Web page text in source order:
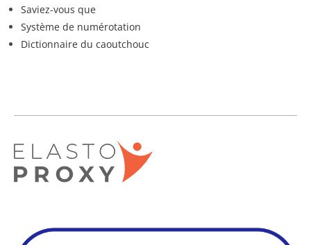
Saviez-vous que
Système de numérotation
Dictionnaire du caoutchouc